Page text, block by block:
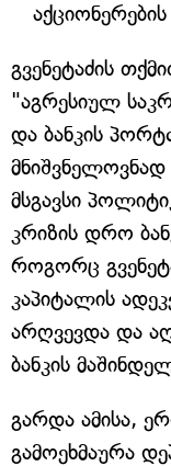
გვენეტაძის
"აგრესიულ
და ბანკის
მნიშვნელოვნად
მსგავსი
კრიზის დრო
როგორც
კაპიტალის
არღვევდა და
ბანკის
გარდა ამისა,
გამოეხმაურა